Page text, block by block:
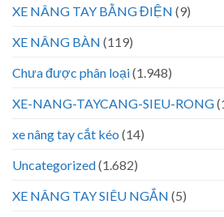
XE NÂNG TAY BẰNG ĐIỆN (9)
XE NÂNG BÀN (119)
Chưa được phân loại(1.948)
XE-NANG-TAYCANG-SIEU-RONG
xe nâng tay cắt kéo (14)
Uncategorized(1.682)
XE NÂNG TAY SIÊU NGẮN (5)